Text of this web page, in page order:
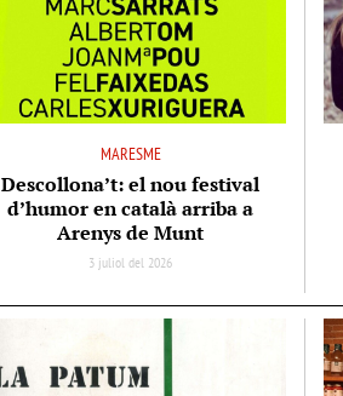
MARESME
Descollona’t: el nou festival
d’humor en català arriba a
Arenys de Munt
3 juliol del 2026